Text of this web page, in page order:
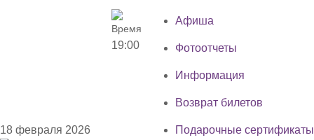
Афиша
Фотоотчеты
Информация
Возврат билетов
Подарочные сертификаты
18 февраля 2026
19:00